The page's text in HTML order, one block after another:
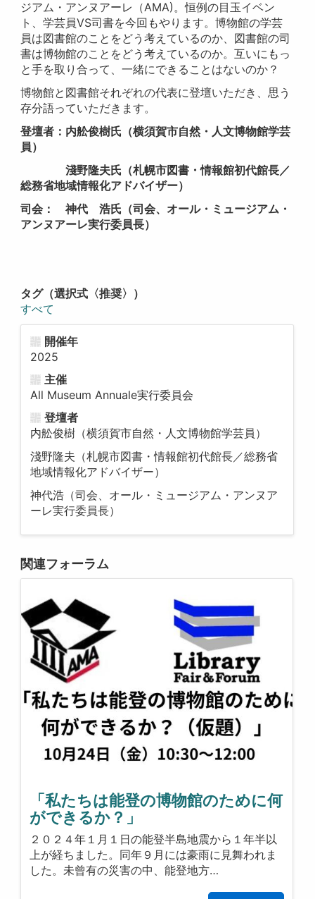
ジアム・アンヌアーレ（AMA)。恒例の目玉イベン
ト、学芸員VS司書を今回もやります。博物館の学芸
員は図書館のことをどう考えているのか、図書館の司
書は博物館のことをどう考えているのか。互いにもっ
と手を取り合って、一緒にできることはないのか？
博物館と図書館それぞれの代表に登壇いただき、思う
存分語っていただきます。
登壇者：内舩俊樹氏（横須賀市自然・人文博物館学芸
員）
淺野隆夫氏（札幌市図書・情報館初代館長／
総務省地域情報化アドバイザー）
司会： 神代 浩氏（司会、オール・ミュージアム・
アンヌアーレ実行委員長）
タグ（選択式〈推奨〉）
すべて
開催年
2025
主催
All Museum Annuale実行委員会
登壇者
内舩俊樹（横須賀市自然・人文博物館学芸員）
淺野隆夫（札幌市図書・情報館初代館長／総務省
地域情報化アドバイザー）
神代浩（司会、オール・ミュージアム・アンヌア
ーレ実行委員長）
関連フォーラム
「私たちは能登の博物館のために何
ができるか？」
２０２４年１月１日の能登半島地震から１年半以
上が経ちました。同年９月には豪雨に見舞われま
した。未曾有の災害の中、能登地方…